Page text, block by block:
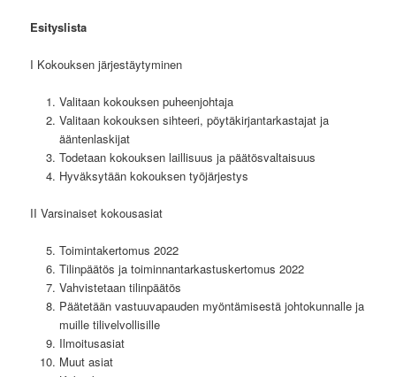
Esityslista
I Kokouksen järjestäytyminen
Valitaan kokouksen puheenjohtaja
Valitaan kokouksen sihteeri, pöytäkirjantarkastajat ja
ääntenlaskijat
Todetaan kokouksen laillisuus ja päätösvaltaisuus
Hyväksytään kokouksen työjärjestys
II Varsinaiset kokousasiat
Toimintakertomus 2022
Tilinpäätös ja toiminnantarkastuskertomus 2022
Vahvistetaan tilinpäätös
Päätetään vastuuvapauden myöntämisestä johtokunnalle ja
muille tilivelvollisille
Ilmoitusasiat
Muut asiat